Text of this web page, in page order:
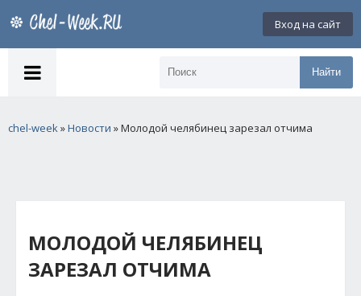
Вход на сайт
Найти
chel-week»Новости » Молодой челябинец зарезал отчима
МОЛОДОЙ ЧЕЛЯБИНЕЦ
ЗАРЕЗАЛ ОТЧИМА